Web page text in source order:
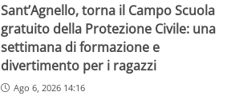
Sant’Agnello, torna il Campo Scuola
gratuito della Protezione Civile: una
settimana di formazione e
divertimento per i ragazzi
Ago 6, 2026 14:16